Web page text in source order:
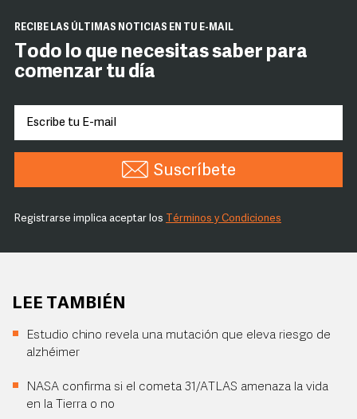
RECIBE LAS ÚLTIMAS NOTICIAS EN TU E-MAIL
Todo lo que necesitas saber para
comenzar tu día
Suscríbete
Registrarse implica aceptar los Términos y Condiciones
LEE TAMBIÉN
Estudio chino revela una mutación que eleva riesgo de
alzhéimer
NASA confirma si el cometa 31/ATLAS amenaza la vida
en la Tierra o no